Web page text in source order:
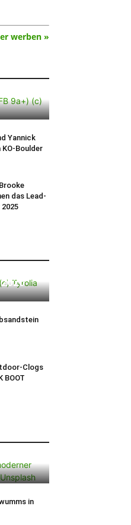
werben »
Yannick
KO-Boulder
das Lead-
Clogs
BOOT
in